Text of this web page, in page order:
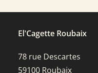
El'Cagette Roubaix
78 rue Descartes
59100 Roubaix